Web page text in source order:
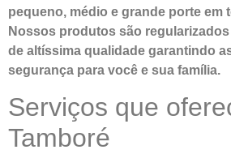
pequeno, médio e grande porte em
Nossos produtos são
de altíssima qualidade garantindo
segurança para você e sua família.
Serviços que
Tamboré